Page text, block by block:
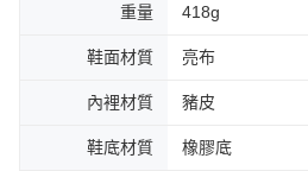
重量 418g
鞋面材質 亮布
內裡材質 豬皮
鞋底材質 橡膠底